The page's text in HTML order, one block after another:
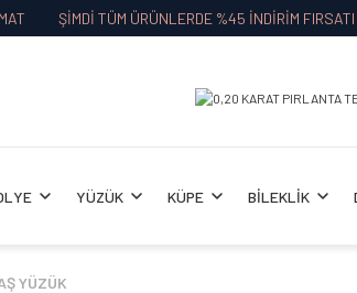
ŞİMDİ TÜM ÜRÜNLERDE %45 İNDİRİM FIRSATI
YÜZÜK KÜPE BİLEKLİK
YÜZÜK